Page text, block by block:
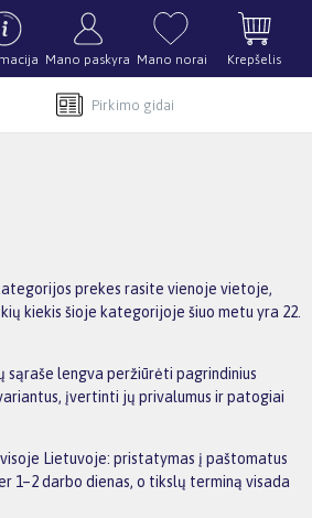
Mano paskyra Mano norai Krepšelis
Pirkimo gidai
prekes rasite vienoje vietoje,
kiekis šioje kategorijoje šiuo metu yra 22.
lengva peržiūrėti pagrindinius
įvertinti jų privalumus ir patogiai
Lietuvoje: pristatymas į paštomatus
1–2 darbo dienas, o tikslų terminą visada